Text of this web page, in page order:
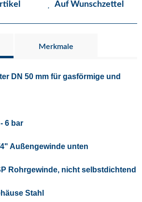
Auf Wunschzettel
Merkmale
DN 50 mm für gasförmige und
6 bar
unten
nicht selbstdichtend
Stahl